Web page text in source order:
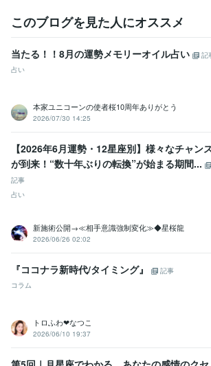
このブログを見た人にオススメ
当たる！！8月の運勢メモリーオイル占い
記
占い
本家ユニコーンの使者桜10周年ありがとう
2026/07/30 14:25
【2026年6月運勢・12星座別】様々なチャン
が到来！“数十年ぶりの転換”が始まる期間...
記事
占い
新施術公開→≪相手意識強制変化≫◆星桜龍
2026/06/26 02:02
『ココナラ新時代/タイミング』
記事
コラム
トロふわ❤なつこ
2026/06/10 19:37